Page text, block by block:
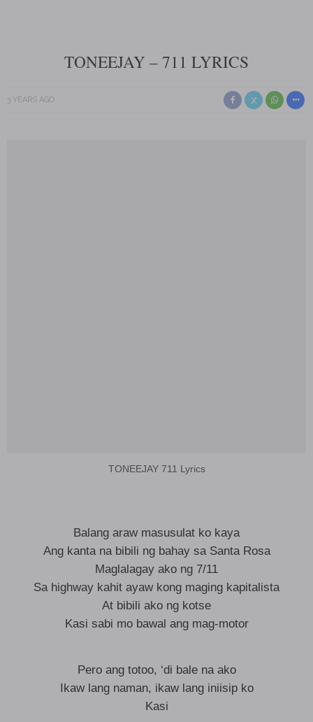
TONEEJAY – 711 LYRICS
3 YEARS AGO
TONEEJAY 711 Lyrics
Balang araw masusulat ko kaya
Ang kanta na bibili ng bahay sa Santa Rosa
Maglalagay ako ng 7/11
Sa highway kahit ayaw kong maging kapitalista
At bibili ako ng kotse
Kasi sabi mo bawal ang mag-motor
Pero ang totoo, ‘di bale na ako
Ikaw lang naman, ikaw lang iniisip ko
Kasi